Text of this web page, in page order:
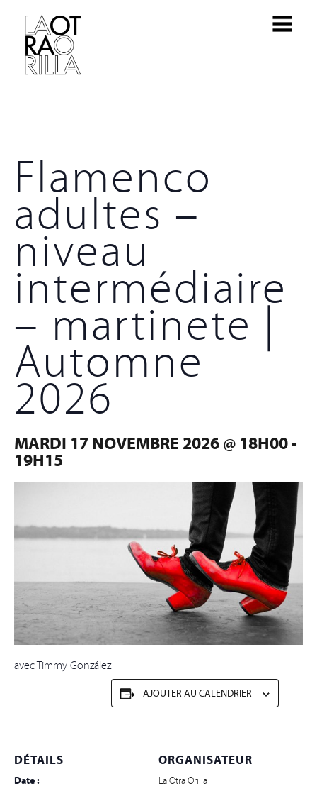
Flamenco
adultes –
niveau
intermédiaire
– martinete |
Automne
2026
MARDI 17 NOVEMBRE 2026 @ 18H00-
19H15
avec Timmy González
AJOUTER AU CALENDRIER
DÉTAILS
Date :
ORGANISATEUR
La Otra Orilla